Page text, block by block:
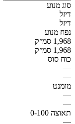
סוג מנוע
דיזל
דיזל
נפח מנוע
1,968 סמ״ק
1,968 סמ״ק
כוח סוס
—
—
מומנט
—
—
תאוצה 0-100
—